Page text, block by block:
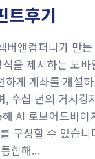
트후기
앤컴퍼니가 만든
을 제시하는 모
하게 계좌를 개설
, 수십 년의 거시경
AI 로보어드바
구성할 수 있습
합해...